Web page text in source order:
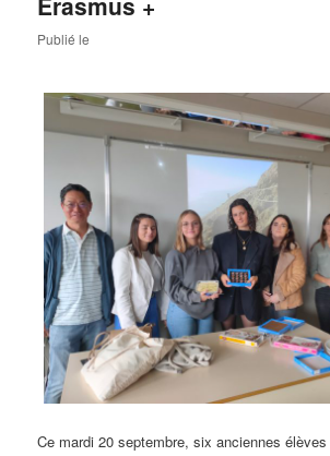
Publié le
Ce mardi 20 septembre, six anciennes